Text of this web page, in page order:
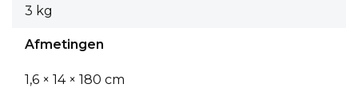
3 kg
Afmetingen
1,6 × 14 × 180 cm